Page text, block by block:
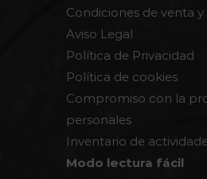
Condiciones de venta y
Aviso Legal
Política de Privacidad
Política de cookies
Compromiso con la
personales
Inventario de
Modo lectura fácil